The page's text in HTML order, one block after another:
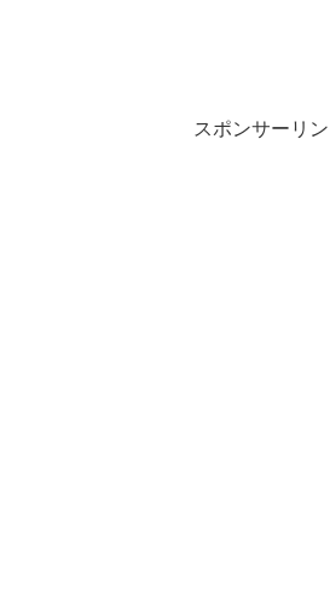
スポンサーリン